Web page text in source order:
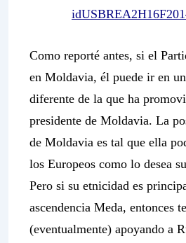
Como reporté antes, si el
en Moldavia, él puede ir en
diferente de la que ha
presidente de Moldavia. La
de Moldavia es tal que ella
los Europeos como lo desea
Pero si su etnicidad es
ascendencia Meda, entonces
(eventualmente) apoyando a